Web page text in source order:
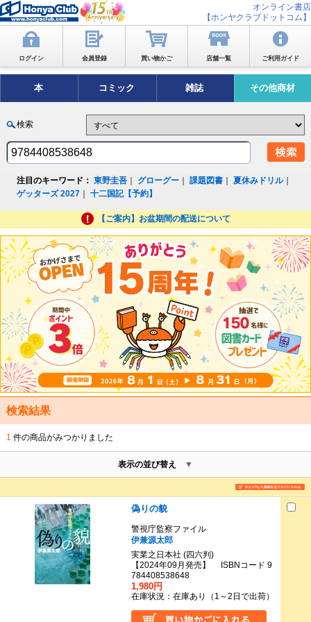
オンライン書店
【ホンヤクラブドットコム】
ログイン 会員登録 買い物かご 店舗一覧 ご利用ガイド
本 コミック 雑誌 その他商材
検索
注目のキーワード： 東野圭吾 グローグー ｜課題図書 ｜夏休みドリル｜
ゲッターズ 2027 ｜十二国記【予約】
【ご案内】お盆期間の配送について
検索結果
1 件の商品がみつかりました
表示の並び替え
偽りの貌
警視庁監察ファイル
伊兼源太郎
実業之日本社 (四六判)
【2024年09月発売】 ISBNコード 9
784408538648
1,980円
在庫状況：在庫あり（1～2日で出荷）